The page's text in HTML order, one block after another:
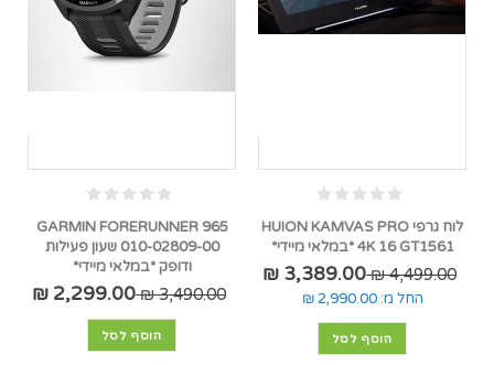
לוח גרפי HUION KAMVAS PRO
4K 16 GT1561 *במלאי מיידי*
4,499.00 ₪
3,389.00 ₪
החל מ: 2,990.00 ₪
הוסף לסל
GARMIN FORERUNNER 965
010-02809-00 שעון פעילות
ודופק *במלאי מיידי*
3,490.00 ₪
2,299.00 ₪
הוסף לסל